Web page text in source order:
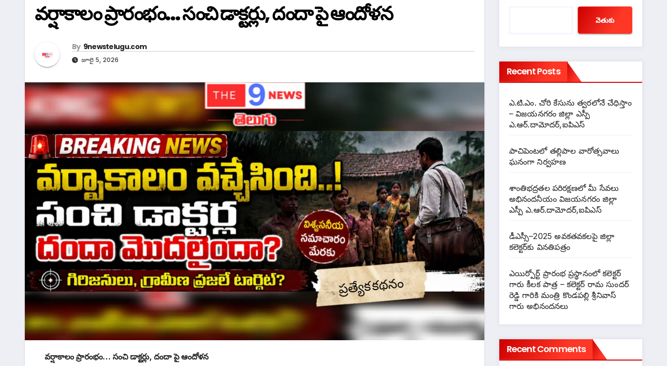
వర్షాకాలం ప్రారంభం… సంచి డాక్టర్లు, దందా పై ఆందోళన
By 9newstelugu.com
జూలై 5, 2026
వర్షాకాలం ప్రారంభం… సంచి డాక్టర్లు, దందా పై ఆందోళన
వెతుకు
Recent Posts
ఎ.టి.ఎం. చోరి కేసును త్వరలోనే చేధిస్తాం
– విజయనగరం జిల్లా ఎస్పీ
ఎ.ఆర్.దామోదర్,ఐపిఎస్
పాచిపెంటలో తల్లిపాల వారోత్సవాలు
ఘనంగా నిర్వహణ
శాంతిభద్రతల పరిరక్షణలో మీ సేవలు
అభినందనీయం విజయనగరం జిల్లా
ఎస్పీ ఎ.ఆర్.దామోదర్,ఐపిఎస్
డీఎస్సీ–2025 అవకతవకలపై జిల్లా
కలెక్టర్‌కు వినతిపత్రం
ఎయిర్పోర్ట్ ప్రారంభ ప్రస్థానంలో కలెక్టర్
గారు కీలక పాత్ర – కలెక్టర్ రామ సుందర్
రెడ్డి గారికి మంత్రి కొండపల్లి శ్రీనివాస్
గారు అభినందనలు
Recent Comments